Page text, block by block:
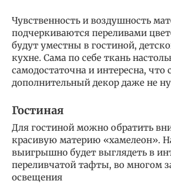
Чувственность и воздушность
подчеркиваются переливами
будут уместны в гостиной,
кухне. Сама по себе ткань
самодостаточна и интересна,
дополнительный декор даже не
Гостиная
Для гостиной можно обратить
красивую материю «хамелеон».
выигрышно будет выглядеть в
переливчатой тафты, во многом
освещения